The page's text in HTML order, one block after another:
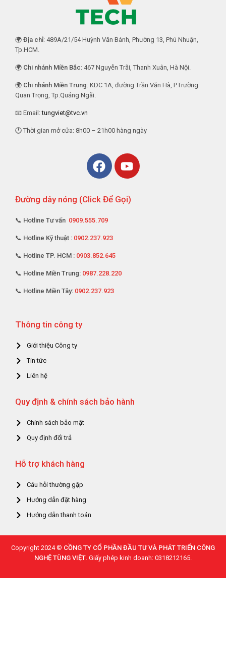
🌍 Địa chỉ: 489A/21/54 Huỳnh Văn Bánh, Phường 13, Phú Nhuận,
Tp.HCM.
🌍 Chi nhánh Miền Bắc: 467 Nguyễn Trãi, Thanh Xuân, Hà Nội.
🌍 Chi nhánh Miền Trung: KDC 1A, đường Trần Văn Hà, P.Trường
Quan Trọng, Tp.Quảng Ngãi.
📧 Email:tungviet@tvc.vn
🕐 Thời gian mở cửa: 8h00 – 21h00 hàng ngày
Đường dây nóng (Click Để Gọi)
📞 Hotline Tư vấn 0909.555.709
📞 Hotline Kỹ thuật : 0902.237.923
📞 Hotline TP. HCM : 0903.852.645
📞 Hotline Miền Trung: 0987.228.220
📞 Hotline Miền Tây: 0902.237.923
Thông tin công ty
Giới thiệu Công ty
Tin tức
Liên hệ
Quy định & chính sách bảo hành
Chính sách bảo mật
Quy định đổi trả
Hỗ trợ khách hàng
Câu hỏi thường gặp
Hướng dẫn đặt hàng
Hướng dẫn thanh toán
Copyright 2024 © CỒNG TY CỔ PHẦN ĐẦU TƯ VÀ PHÁT TRIỂN CÔNG
NGHỆ TÙNG VIỆT. Giấy phép kinh doanh: 0318212165.